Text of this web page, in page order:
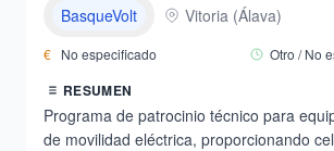
BasqueVolt Vitoria (Álava)
€ No especificado Otro / No
RESUMEN
Programa de patrocinio técnico para
de movilidad eléctrica, proporcionando